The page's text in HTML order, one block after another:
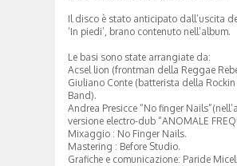
Il disco è stato anticipato dall’uscita
‘In piedi’, brano contenuto nell’album.
Le basi sono state arrangiate da:
Acsel lion (frontman della Reggae
Giuliano Conte (batterista della
Band).
Andrea Presicce “No finger
versione electro-dub “ANOMALE
Mixaggio : No Finger Nails.
Mastering : Before Studio.
Grafiche e comunicazione: Paride